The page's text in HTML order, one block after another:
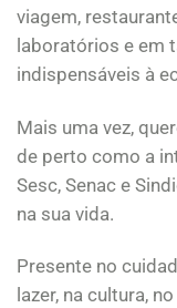
viagem,
laboratórios e em
indispensáveis à
Mais uma vez,
de perto como a
Sesc, Senac e
na sua vida.
Presente no
lazer, na cultura,